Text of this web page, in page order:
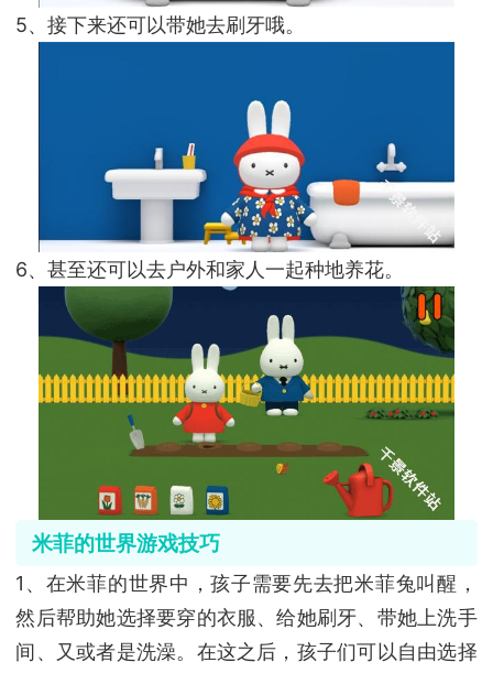
5、接下来还可以带她去刷牙哦。
6、甚至还可以去户外和家人一起种地养花。
米菲的世界游戏技巧
1、在米菲的世界中，孩子需要先去把米菲兔叫醒，
然后帮助她选择要穿的衣服、给她刷牙、带她上洗手
间、又或者是洗澡。在这之后，孩子们可以自由选择